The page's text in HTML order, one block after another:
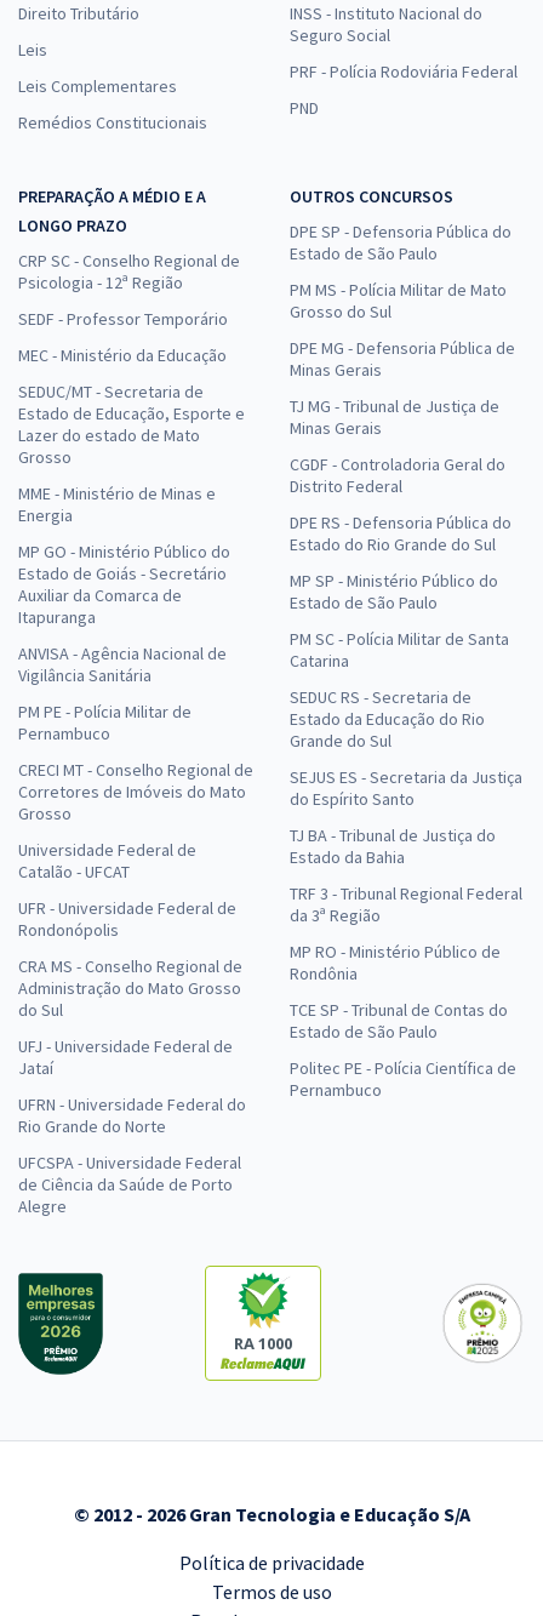
Direito Tributário
Leis
Leis Complementares
Remédios Constitucionais
INSS - Instituto Nacional do
Seguro Social
PRF - Polícia Rodoviária Federal
PND
PREPARAÇÃO A MÉDIO E A
LONGO PRAZO
CRP SC - Conselho Regional de
Psicologia - 12ª Região
SEDF - Professor Temporário
MEC - Ministério da Educação
SEDUC/MT - Secretaria de
Estado de Educação, Esporte e
Lazer do estado de Mato
Grosso
MME - Ministério de Minas e
Energia
MP GO - Ministério Público do
Estado de Goiás - Secretário
Auxiliar da Comarca de
Itapuranga
ANVISA - Agência Nacional de
Vigilância Sanitária
PM PE - Polícia Militar de
Pernambuco
CRECI MT - Conselho Regional de
Corretores de Imóveis do Mato
Grosso
Universidade Federal de
Catalão - UFCAT
UFR - Universidade Federal de
Rondonópolis
CRA MS - Conselho Regional de
Administração do Mato Grosso
do Sul
UFJ - Universidade Federal de
Jataí
UFRN - Universidade Federal do
Rio Grande do Norte
UFCSPA - Universidade Federal
de Ciência da Saúde de Porto
Alegre
OUTROS CONCURSOS
DPE SP - Defensoria Pública do
Estado de São Paulo
PM MS - Polícia Militar de Mato
Grosso do Sul
DPE MG - Defensoria Pública de
Minas Gerais
TJ MG - Tribunal de Justiça de
Minas Gerais
CGDF - Controladoria Geral do
Distrito Federal
DPE RS - Defensoria Pública do
Estado do Rio Grande do Sul
MP SP - Ministério Público do
Estado de São Paulo
PM SC - Polícia Militar de Santa
Catarina
SEDUC RS - Secretaria de
Estado da Educação do Rio
Grande do Sul
SEJUS ES - Secretaria da Justiça
do Espírito Santo
TJ BA - Tribunal de Justiça do
Estado da Bahia
TRF 3 - Tribunal Regional Federal
da 3ª Região
MP RO - Ministério Público de
Rondônia
TCE SP - Tribunal de Contas do
Estado de São Paulo
Politec PE - Polícia Científica de
Pernambuco
RA 1000
© 2012 - 2026 Gran Tecnologia e Educação S/A
Política de privacidade
Termos de uso